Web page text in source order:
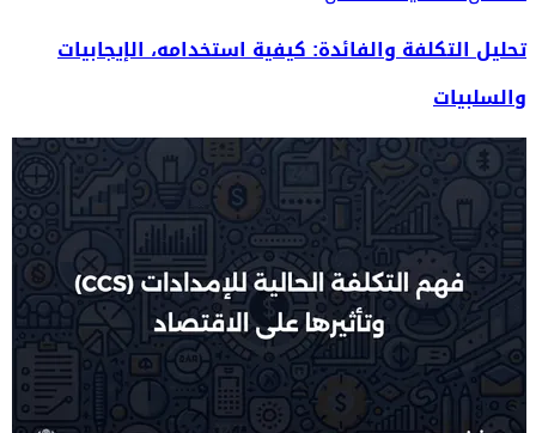
تحليل التكلفة والفائدة: كيفية استخدامه، الإيجابيات
والسلبيات